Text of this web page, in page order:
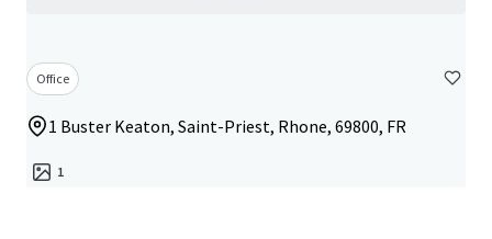
Office
1 Buster Keaton, Saint-Priest, Rhone, 69800, FR
1